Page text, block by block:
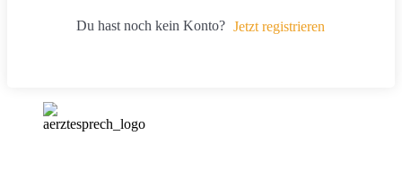
Du hast noch kein Konto? Jetzt registrieren